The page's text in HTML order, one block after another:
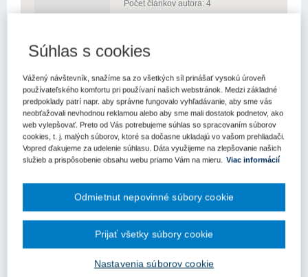
Počet článkov autora: 4
Verejné obstarávanie - právo a prax (1)
Aktuality (0)
dodávateľa: primeraný rozsah práv duševného
vlastníctva
Článok analyzuje primeraný rozsah autorskoprávnych, licenčných
a súvisiacich technických oprávnení pri verejnom obstarávaní
prípadne postúpenie výkonu majetkových práv autora k dielu...
Súhlas s cookies
Vážený návštevník, snažíme sa zo všetkých síl prinášať vysokú úroveň
používateľského komfortu pri používaní našich webstránok. Medzi základné
predpoklady patrí napr. aby správne fungovalo vyhľadávanie, aby sme vás
neobťažovali nevhodnou reklamou alebo aby sme mali dostatok podnetov, ako
web vylepšovať. Preto od Vás potrebujeme súhlas so spracovaním súborov
cookies, t. j. malých súborov, ktoré sa dočasne ukladajú vo vašom prehliadači.
Vopred ďakujeme za udelenie súhlasu. Dáta využijeme na zlepšovanie našich
služieb a prispôsobenie obsahu webu priamo Vám na mieru. Viac informácií
Nastavenia súborov cookie
Odmietnut nepovinné súbory cookie
Prijať všetky súbory cookie